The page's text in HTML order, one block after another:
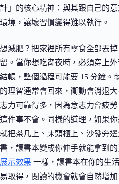
計」的核心精神：與其跟自己的
環境，讓壞習慣變得難以執行。
想減肥？把家裡所有零食全部丟
留。當你想吃宵夜時，必須穿上
結帳，整個過程可能要 15 分鐘。
的理智通常會回來，衝動會消退
志力可靠得多，因為意志力會疲
這件事不會。同樣的道理，如果你
就把茶几上、床頭櫃上、沙發旁
書，讓書本變成你伸手就能拿到
展示效果 一樣，讓書本在你的生
易取得，閱讀的機會就會自然增加